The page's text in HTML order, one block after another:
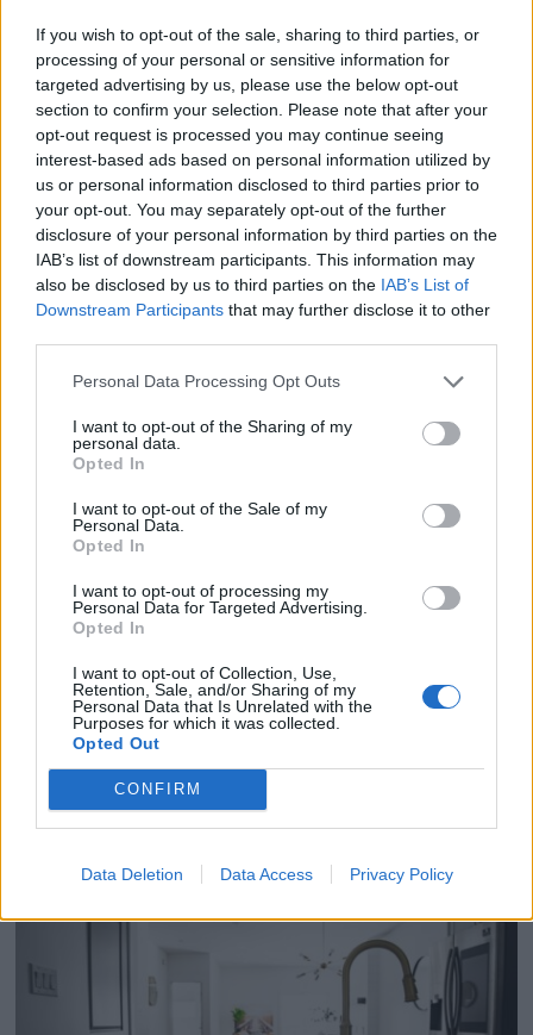
If you wish to opt-out of the sale, sharing to third parties, or
processing of your personal or sensitive information for
targeted advertising by us, please use the below opt-out
section to confirm your selection. Please note that after your
opt-out request is processed you may continue seeing
interest-based ads based on personal information utilized by
us or personal information disclosed to third parties prior to
your opt-out. You may separately opt-out of the further
disclosure of your personal information by third parties on the
IAB’s list of downstream participants. This information may
also be disclosed by us to third parties on the IAB’s List of
Downstream Participants that may further disclose it to other
Personal Data Processing Opt Outs
I want to opt-out of the Sharing of my
personal data.
Opted In
I want to opt-out of the Sale of my
Personal Data.
Opted In
I want to opt-out of processing my
Personal Data for Targeted Advertising.
Opted In
I want to opt-out of Collection, Use,
Retention, Sale, and/or Sharing of my
Personal Data that Is Unrelated with the
Purposes for which it was collected.
Opted Out
CONFIRM
Data Deletion Data Access Privacy Policy
Ces gestes quotidien abîment votre parquet – mieux
vaut les éviter si vous voulez le garder longtemps
11 avril 2025
Les agents immobiliers sont rusés : cette mise en
scène change tout dans le cerveau des acheteurs